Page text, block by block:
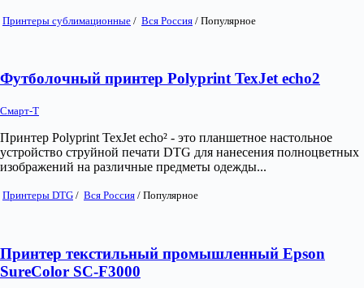
Принтеры сублимационные / Вся Россия / Популярное
Футболочный принтер Polyprint TexJet echo2
Смарт-Т
Принтер Polyprint TexJet echo² - это планшетное настольное
устройство струйной печати DTG для нанесения полноцветных
изображений на различные предметы одежды...
Принтеры DTG / Вся Россия / Популярное
Принтер текстильный промышленный Epson
SureColor SC-F3000